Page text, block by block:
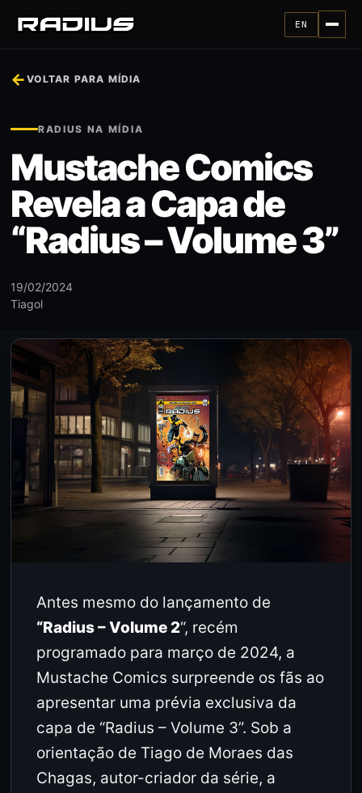
EN
←VOLTAR PARA MÍDIA
RADIUS NA MÍDIA
Mustache Comics
Revela a Capa de
“Radius – Volume 3”
19/02/2024
Tiagol
Antes mesmo do lançamento de
“Radius – Volume 2“, recém
programado para março de 2024, a
Mustache Comics surpreende os fãs ao
apresentar uma prévia exclusiva da
capa de “Radius – Volume 3”. Sob a
orientação de Tiago de Moraes das
Chagas, autor-criador da série, a